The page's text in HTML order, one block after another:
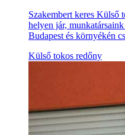
Szakembert keres Külső
helyen jár,
Budapest és környékén
Külső tokos redőny